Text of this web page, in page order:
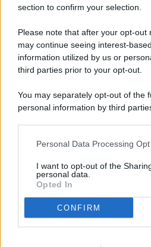
section to confirm your selection.
Please note that after your opt-out
may continue seeing interest-
information utilized by us or
third parties prior to your opt-out.
You may separately opt-out of the
personal information by third
This information may also be
disclose it to other third parties.
Personal Data Processing
I want to opt-out of the
personal data.
Opted In
CONFIRM
Registrata Al Tribunale Di Nocera
ISCRIZIONE AL ROC N. 35792
(ASSOCIAZIONE
PREFERENZE